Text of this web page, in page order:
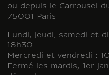
ou depuis le Carrousel
75001 Paris
Lundi, jeudi, samedi et
18h30
Mercredi et vendredi :
Fermé les mardis, 1er